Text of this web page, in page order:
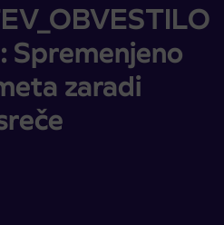
Spremenjeno
zaradi